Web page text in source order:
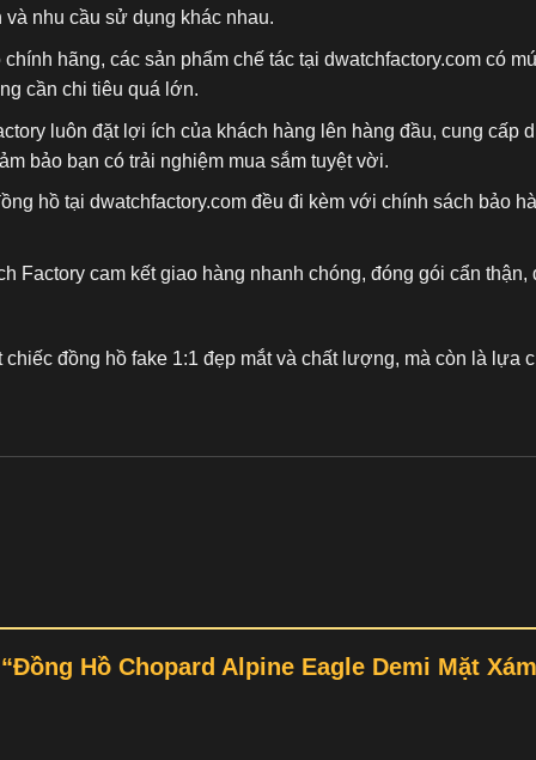
nhu cầu sử dụng khác nhau.
hãng, các sản phẩm chế tác tại dwatchfactory.com có
cần chi tiêu quá lớn.
luôn đặt lợi ích của khách hàng lên hàng đầu, cung cấp
bảo bạn có trải nghiệm mua sắm tuyệt vời.
hồ tại dwatchfactory.com đều đi kèm với chính sách bảo
Factory cam kết giao hàng nhanh chóng, đóng gói cẩn
chiếc đồng hồ fake 1:1 đẹp mắt và chất lượng, mà còn là lựa
Hồ Chopard Alpine Eagle Demi Mặt